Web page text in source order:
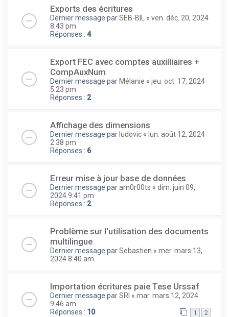
Exports des écritures
Dernier message parSEB-BIL « ven. déc. 20, 2024
8:43 pm
Réponses : 4
Export FEC avec comptes auxilliaires +
CompAuxNum
Dernier message par Mélanie « jeu. oct. 17, 2024
5:23 pm
Réponses : 2
Affichage des dimensions
Dernier message par ludovic « lun. août 12, 2024
2:38 pm
Réponses : 6
Erreur mise à jour base de données
Dernier message pararn0r00ts « dim. juin 09,
2024 9:41 pm
Réponses : 2
Problème sur l'utilisation des documents
multilingue
Dernier message parSebastien « mer. mars 13,
2024 8:40 am
Importation écritures paie Tese Urssaf
Dernier message parSRI « mar. mars 12, 2024
9:46 am
Réponses : 10 1 2